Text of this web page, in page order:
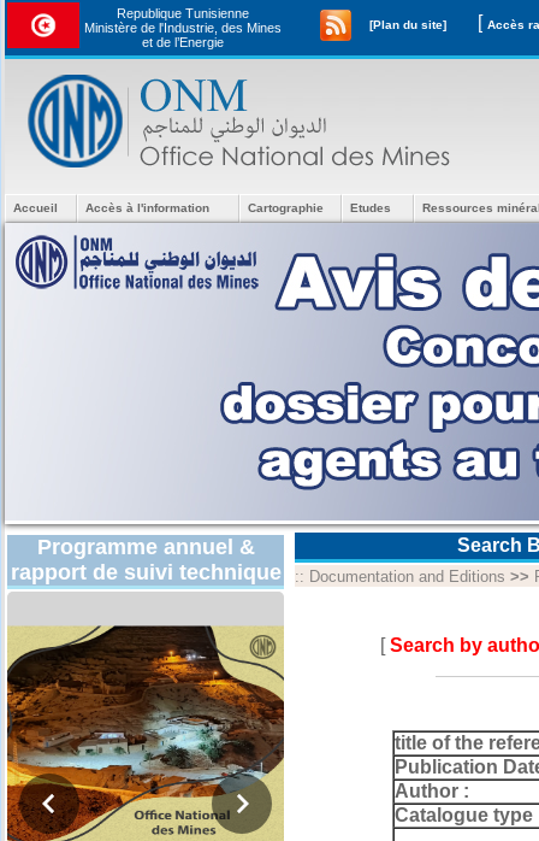
Republique Tunisienne
Ministère de l'Industrie, des Mines
et de l’Energie
[Plan du site] [
Accueil Accès à l'information Cartographie Etudes Ressources
Programme annuel &
rapport de suivi technique
Search
:: Documentation and Editions >>
[Search by
title of the
Publication
Author :
Catalogue type